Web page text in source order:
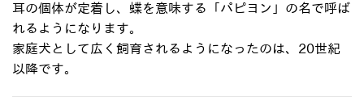
耳の個体が定着し、蝶を意味する「パピヨン」の名で呼ば
れるようになります。
家庭犬として広く飼育されるようになったのは、20世紀
以降です。